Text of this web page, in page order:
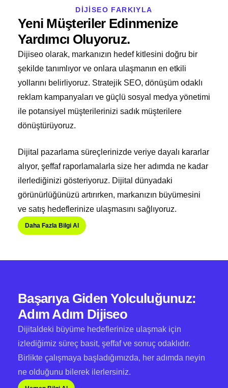
DİJİSEO FARKIYLA
Yeni Müşteriler Edinmenize
Yardımcı Oluyoruz.
Dijiseo olarak, markanızın hedef kitlesini doğru bir
şekilde tanımlıyor ve onlara ulaşmanın en etkili
yollarını belirliyoruz. Stratejik SEO, dönüşüm odaklı
reklam kampanyaları ve güçlü sosyal medya yönetimi
ile potansiyel müşterilerinizi sadık müşterilere
dönüştürüyoruz.
Dijital pazarlama süreçlerinizde veriye dayalı kararlar
alıyor, şeffaf raporlamalarla size her adımda ne kadar
ilerlediğinizi gösteriyoruz. Dijital dünyadaki
görünürlüğünüzü artırırken, markanızın büyümesini
ve satış hedeflerinize ulaşmasını sağlıyoruz.
Daha Fazla Bilgi Al
Başarıya Giden Yolculuğunuz:
Adım Adım Dijiseo
Dijitaldeki büyüme hedeflerinize ulaşmak için
izlediğimiz süreç basit, şeffaf ve sonuç odaklıdır.
Birlikte çalışmaya başladığımızda, her adımda neyin
ne olduğunu bilerek ilerlersiniz.